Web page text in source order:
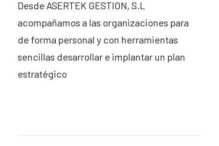
Desde ASERTEK GESTION, S.L
acompañamos a las organizaciones para
de forma personal y con herramientas
sencillas desarrollar e implantar un plan
estratégico